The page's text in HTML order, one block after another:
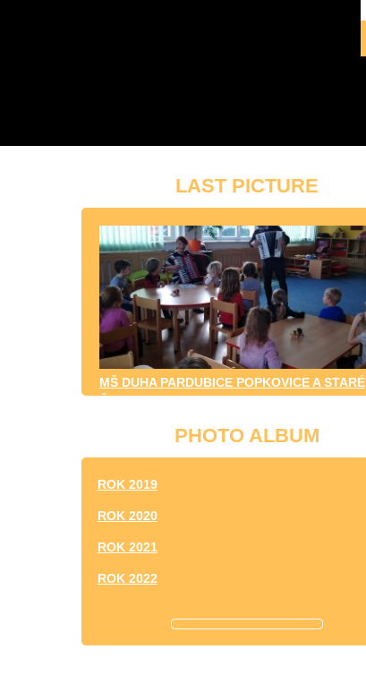
LAST PICTURE
MŠ DUHA PARDUBICE POPKOVICE A STARÉ
ČIVICE
PHOTO ALBUM
ROK 2019
ROK 2020
ROK 2021
ROK 2022